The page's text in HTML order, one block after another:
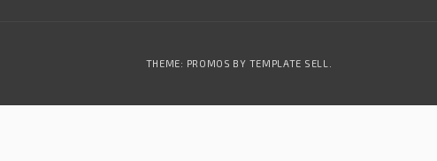
THEME: PROMOS BY TEMPLATE SELL